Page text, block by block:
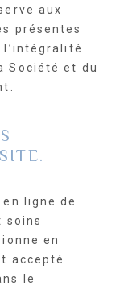
aux
présentes
l’intégralité
Société et du
ligne de
soins
en
accepté
le